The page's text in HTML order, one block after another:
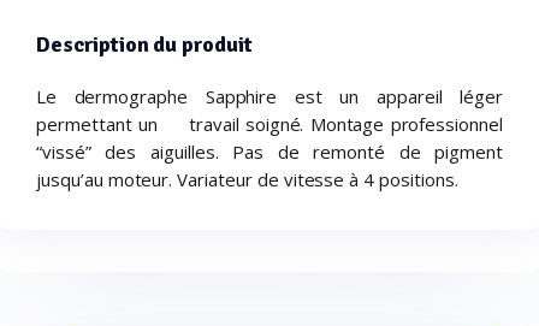
Description du produit
Le dermographe Sapphire est un appareil léger
permettant un travail soigné. Montage professionnel
“vissé” des aiguilles. Pas de remonté de pigment
jusqu’au moteur. Variateur de vitesse à 4 positions.